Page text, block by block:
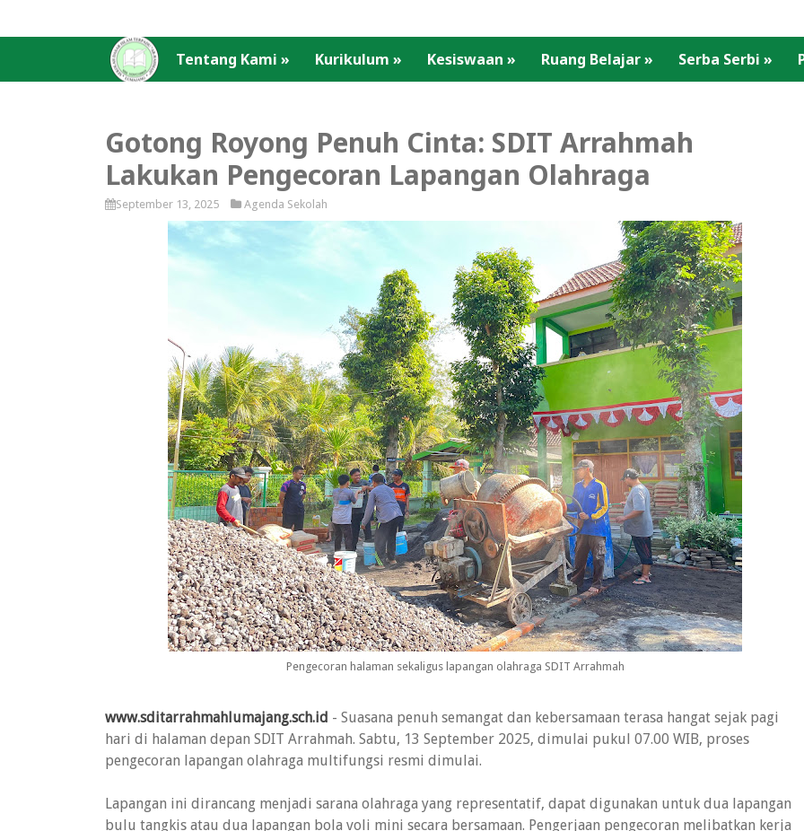
Tentang Kami » Kurikulum » Kesiswaan » Ruang Belajar» Serba Serbi »
Gotong Royong Penuh Cinta: SDIT Arrahmah
Lakukan Pengecoran Lapangan Olahraga
September 13, 2025 Agenda Sekolah
Pengecoran halaman sekaligus lapangan olahraga SDIT Arrahmah
www.sditarrahmahlumajang.sch.id - Suasana penuh semangat dan kebersamaan terasa hangat sejak pagi
hari di halaman depan SDIT Arrahmah. Sabtu, 13 September 2025, dimulai pukul 07.00 WIB, proses
pengecoran lapangan olahraga multifungsi resmi dimulai.
Lapangan ini dirancang menjadi sarana olahraga yang representatif, dapat digunakan untuk dua lapangan
bulu tangkis atau dua lapangan bola voli mini secara bersamaan. Pengerjaan pengecoran melibatkan kerja